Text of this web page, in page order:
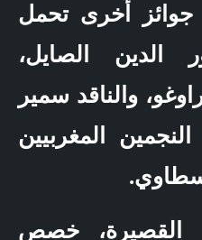
جوائز أخرى تحمل
الدين الصايل،
والناقد سمير
المغربيين
القصيرة، خصص